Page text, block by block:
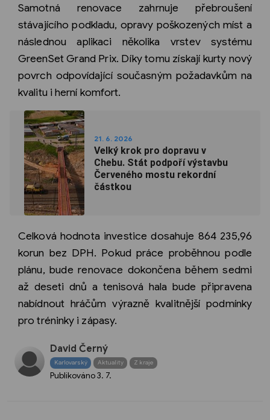
Samotná renovace zahrnuje přebroušení
stávajícího podkladu, opravy poškozených míst a
následnou aplikaci několika vrstev systému
GreenSet Grand Prix. Díky tomu získají kurty nový
povrch odpovídající současným požadavkům na
kvalitu i herní komfort.
21. 6. 2026
Velký krok pro dopravu v
Chebu. Stát podpoří výstavbu
Červeného mostu rekordní
částkou
Celková hodnota investice dosahuje 864 235,96
korun bez DPH. Pokud práce proběhnou podle
plánu, bude renovace dokončena během sedmi
až deseti dnů a tenisová hala bude připravena
nabídnout hráčům výrazně kvalitnější podmínky
pro tréninky i zápasy.
David Černý
Karlovarský Aktuality Z kraje
Publikováno3. 7.